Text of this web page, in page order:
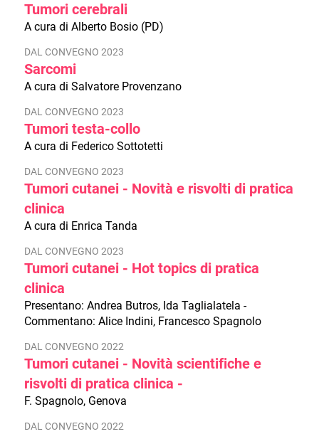
Tumori cerebrali
A cura di Alberto Bosio (PD)
DAL CONVEGNO 2023
Sarcomi
A cura di Salvatore Provenzano
DAL CONVEGNO 2023
Tumori testa-collo
A cura di Federico Sottotetti
DAL CONVEGNO 2023
Tumori cutanei - Novità e risvolti di pratica
clinica
A cura di Enrica Tanda
DAL CONVEGNO 2023
Tumori cutanei - Hot topics di pratica
clinica
Presentano: Andrea Butros, Ida Taglialatela -
Commentano: Alice Indini, Francesco Spagnolo
DAL CONVEGNO 2022
Tumori cutanei - Novità scientifiche e
risvolti di pratica clinica -
F. Spagnolo, Genova
DAL CONVEGNO 2022